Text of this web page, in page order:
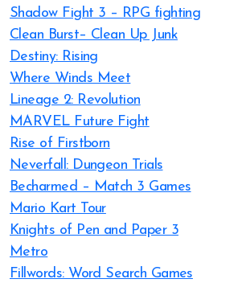
Shadow Fight 3 – RPG fighting
Clean Burst– Clean Up Junk
Destiny: Rising
Where Winds Meet
Lineage 2: Revolution
MARVEL Future Fight
Rise of Firstborn
Neverfall: Dungeon Trials
Becharmed – Match 3 Games
Mario Kart Tour
Knights of Pen and Paper 3
Metro
Fillwords: Word Search Games